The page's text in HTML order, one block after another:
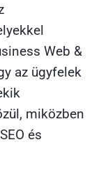
Web &
az ügyfelek
miközben
és